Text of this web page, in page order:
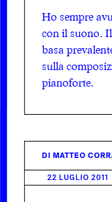
Ho sempre
con il suono.
basa
sulla
pianoforte.
DIMATTEO
22 LUGLIO 2011